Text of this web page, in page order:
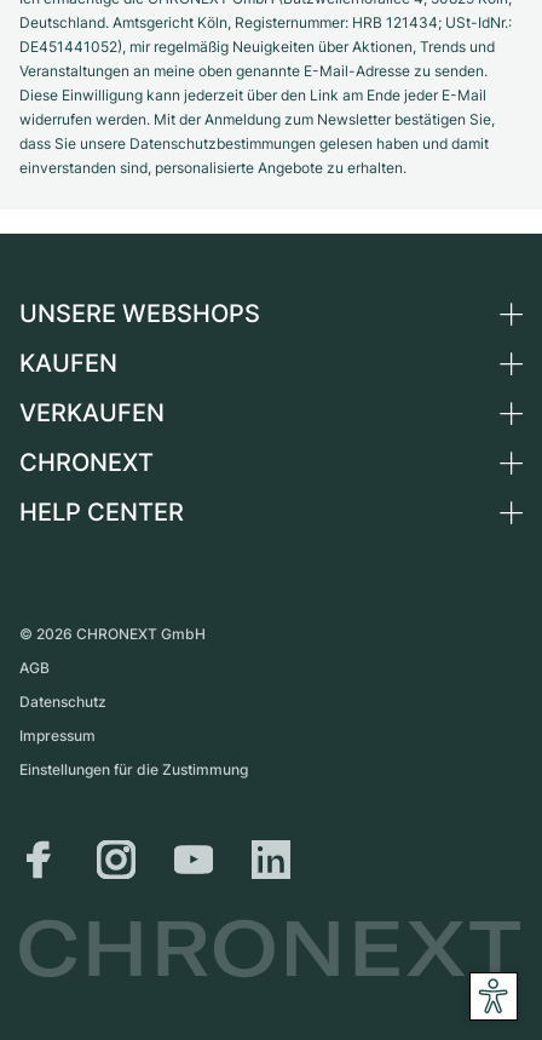
Deutschland. Amtsgericht Köln, Registernummer: HRB 121434; USt-IdNr.:
DE451441052), mir regelmäßig Neuigkeiten über Aktionen, Trends und
Veranstaltungen an meine oben genannte E-Mail-Adresse zu senden.
Diese Einwilligung kann jederzeit über den Link am Ende jeder E-Mail
widerrufen werden. Mit der Anmeldung zum Newsletter bestätigen Sie,
dass Sie unsere Datenschutzbestimmungen gelesen haben und damit
einverstanden sind, personalisierte Angebote zu erhalten.
UNSERE WEBSHOPS
Deutschland
Schweiz
Frankreich
KAUFEN
Alle Luxusuhren
Independent Brands
VERKAUFEN
Uhr verkaufen
CHRONEXT
Über uns
Partner
HELP CENTER
Persönliche Abholung
Versand & Rückgaberecht
Größen-Leitfaden
© 2026 CHRONEXT GmbH
AGB
Datenschutz
Impressum
Einstellungen für die Zustimmung